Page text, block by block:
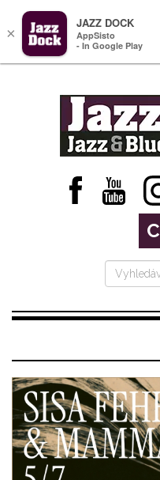
×
JAZZ DOCK
AppSisto
- In Google Play